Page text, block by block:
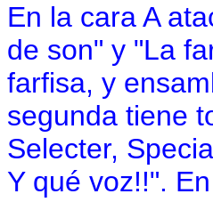
En la cara A
de son" y "La
farfisa, y
segunda tiene
Selecter,
Y qué voz!!".